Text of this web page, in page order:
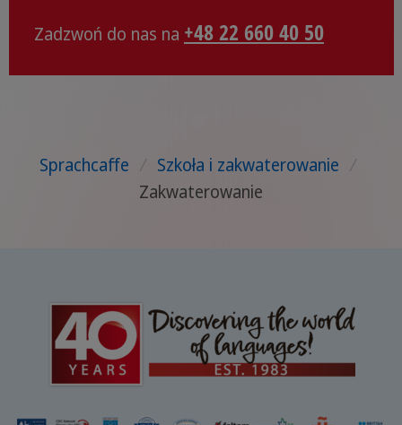
Zadzwoń do nas na +48 22 660 40 50
Sprachcaffe / Szkoła i zakwaterowanie /
Zakwaterowanie